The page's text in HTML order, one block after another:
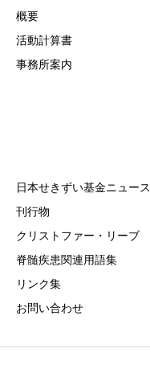
概要
活動計算書
事務所案内
日本せきずい基金ニュース
刊行物
クリストファー・リーブ
脊髄疾患関連用語集
リンク集
お問い合わせ